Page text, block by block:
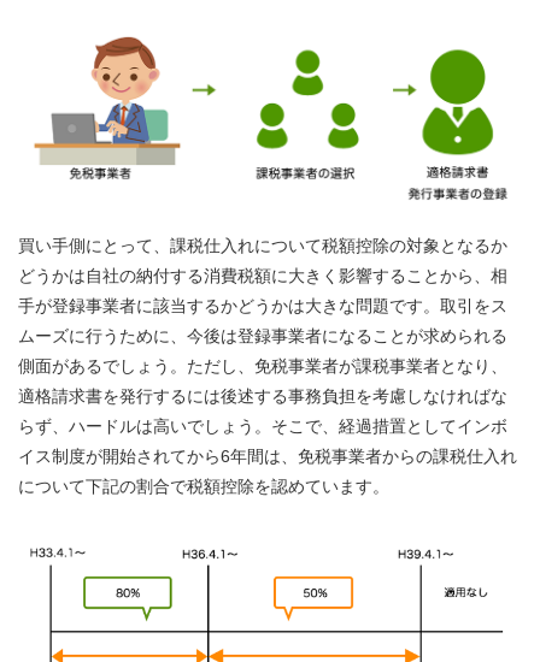
買い手側にとって、課税仕入れについて税額控除の対象となるか
どうかは自社の納付する消費税額に大きく影響することから、相
手が登録事業者に該当するかどうかは大きな問題です。取引をス
ムーズに行うために、今後は登録事業者になることが求められる
側面があるでしょう。ただし、免税事業者が課税事業者となり、
適格請求書を発行するには後述する事務負担を考慮しなければな
らず、ハードルは高いでしょう。そこで、経過措置としてインボ
イス制度が開始されてから6年間は、免税事業者からの課税仕入れ
について下記の割合で税額控除を認めています。